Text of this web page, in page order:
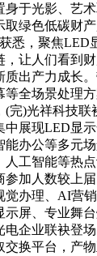
于光影、艺
取绿色低碳财
悉，聚焦LED
，让人们看到
出产力成长
全场景处理
完)光祥科技联
中展现LED显
办公等多元
工智能等热
加人数较上
觉办理、AI营
屏、专业舞
电企业联袂登
换平台，产